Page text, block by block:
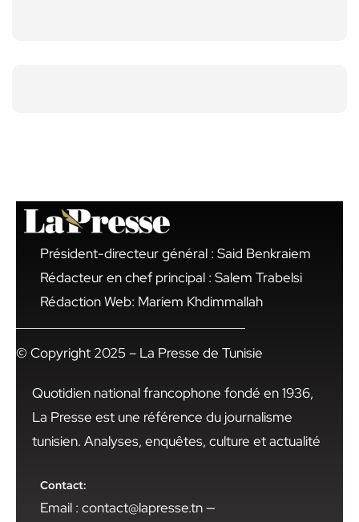
Président-directeur général : Said Benkraiem
Rédacteur en chef principal : Salem Trabelsi
Rédaction Web: Mariem Khdimmallah
© Copyright 2025 – La Presse de Tunisie
Quotidien national francophone fondé en 1936,
La Presse est une référence du journalisme
tunisien. Analyses, enquêtes, culture et actualité
Contact:
Email : contact@lapresse.tn —